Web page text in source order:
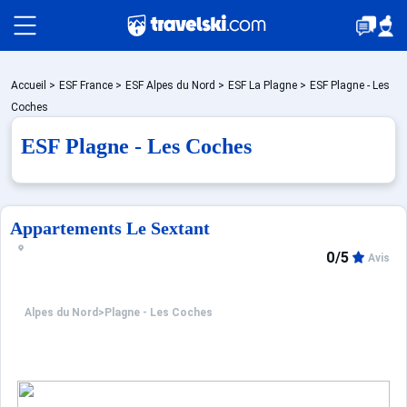
Packages
Stations
Accueil > ESF France > ESF Alpes du Nord > ESF La Plagne > ESF Plagne - Les
Coches
ESF Plagne - Les Coches
Appartements Le Sextant
Alpes du Nord > Plagne - Les Coches
0/5 Avis